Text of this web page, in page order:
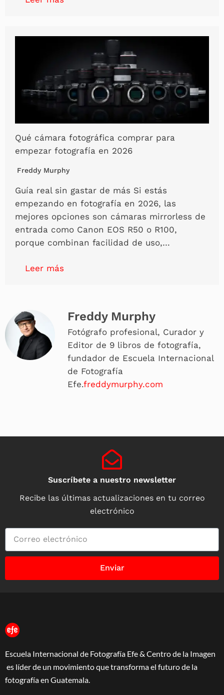
Qué cámara fotográfica comprar para
empezar fotografía en 2026
Freddy Murphy
Guía real sin gastar de más Si estás
empezando en fotografía en 2026, las
mejores opciones son cámaras mirrorless de
entrada como Canon EOS R50 o R100,
porque combinan facilidad de uso,…
Leer más
Freddy Murphy
Fotógrafo profesional, Curador y
Editor de 9 libros de fotografía,
fundador de Escuela Internacional
de Fotografía
Efe.freddymurphy.com
Suscríbete a nuestro newsletter
Recibe las últimas actualizaciones en tu correo
electrónico
Enviar
Escuela Internacional de Fotografía Efe & Centro de la Imagen
es líder de un movimiento que transforma el futuro de la
fotografía en Guatemala.